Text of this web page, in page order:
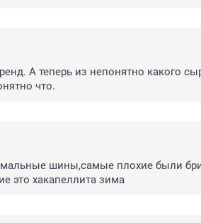
А теперь из непонятно какого
что.
шины,самые плохие были
это хакапеллита зима